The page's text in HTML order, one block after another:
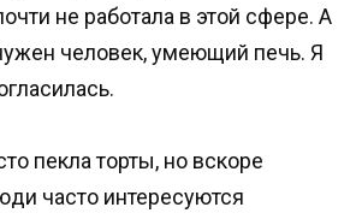
не работала в этой сфере. А
человек, умеющий печь. Я
пекла торты, но вскоре
часто интересуются